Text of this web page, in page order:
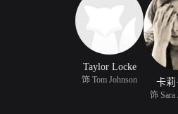
Taylor Locke
饰 Tom Johnson 卡莉
饰 Sara